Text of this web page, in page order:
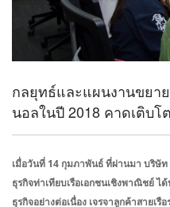
กลยุทธ์และแผนงานขยา
นอลในปี 2018 คาดเติบโ
เมื่อวันที่ 14 กุมภาพันธ์ ที่ผ่านมา บริษั
ธุรกิจท่าเทียบเรือเอกชนเชิงพาณิชย์ ไ
ธุรกิจอย่างต่อเนื่อง เจรจาลูกค้าสายเ